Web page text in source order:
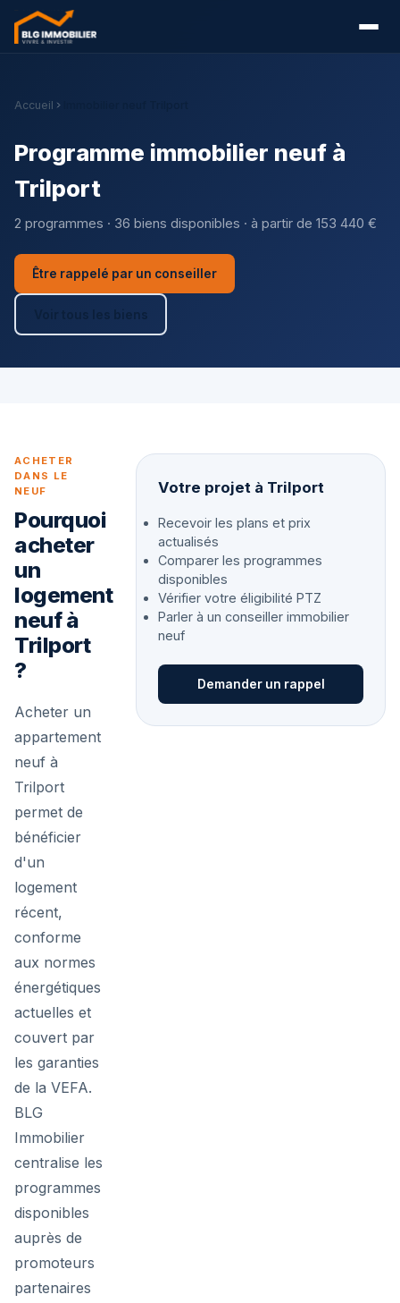
Accueil
Programme immobilier neuf à
Trilport
2 programmes · 36 biens disponibles · à partir de 153 440 €
Être rappelé par un conseiller
Voir tous les biens
ACHETER
DANS LE
NEUF
Pourquoi
acheter
un
logement
neuf à
Trilport
?
Acheter un
appartement
neuf à
Trilport
permet de
bénéficier
d'un
logement
récent,
conforme
aux normes
énergétiques
actuelles et
couvert par
les garanties
de la VEFA.
BLG
Immobilier
centralise les
programmes
disponibles
auprès de
promoteurs
partenaires
Votre projet à Trilport
Recevoir les plans et prix
actualisés
Comparer les programmes
disponibles
Vérifier votre éligibilité PTZ
Parler à un conseiller immobilier
neuf
Demander un rappel